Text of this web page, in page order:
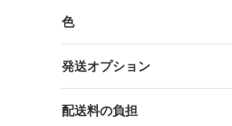
色
発送オプション
配送料の負担